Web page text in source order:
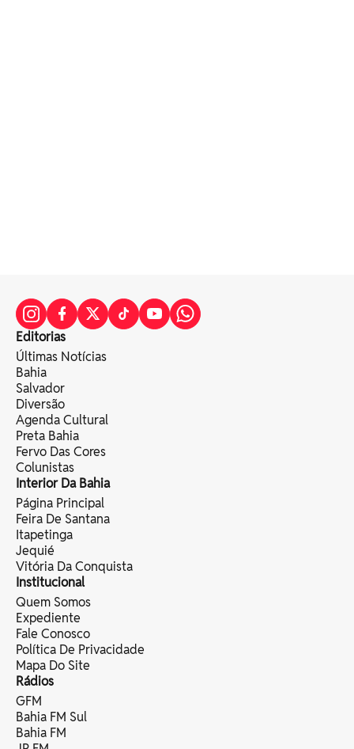
Editorias
Últimas Notícias
Bahia
Salvador
Diversão
Agenda Cultural
Preta Bahia
Fervo Das Cores
Colunistas
Interior Da Bahia
Página Principal
Feira De Santana
Itapetinga
Jequié
Vitória Da Conquista
Institucional
Quem Somos
Expediente
Fale Conosco
Política De Privacidade
Mapa Do Site
Rádios
GFM
Bahia FM Sul
Bahia FM